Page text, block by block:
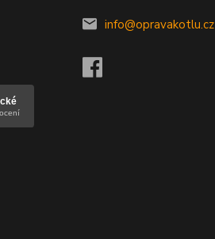
info@opravakotlu.cz